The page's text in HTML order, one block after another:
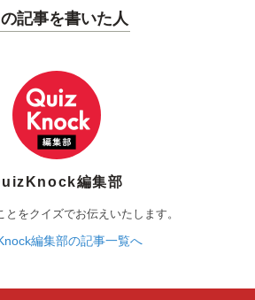
記事を書いた人
編集部
をクイズでお伝えいたします。
編集部の記事一覧へ